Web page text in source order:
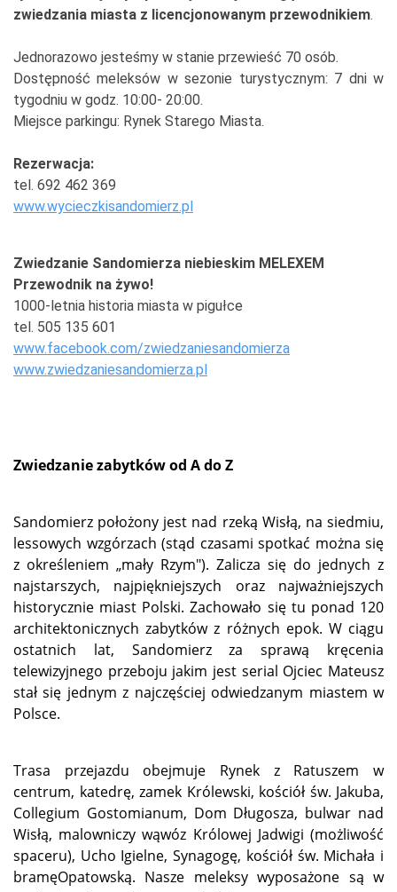
zwiedzania miasta z licencjonowanym przewodnikiem.
Jednorazowo jesteśmy w stanie przewieść 70 osób.
Dostępność meleksów w sezonie turystycznym: 7 dni w
tygodniu w godz. 10:00- 20:00.
Miejsce parkingu: Rynek Starego Miasta.
Rezerwacja:
tel. 692 462 369
www.wycieczkisandomierz.pl
Zwiedzanie Sandomierza niebieskim MELEXEM
Przewodnik na żywo!
1000-letnia historia miasta w pigułce
tel. 505 135 601
www.facebook.com/zwiedzaniesandomierza
www.zwiedzaniesandomierza.pl
Zwiedzanie zabytków od A do Z
Sandomierz położony jest nad rzeką Wisłą, na siedmiu,
lessowych wzgórzach (stąd czasami spotkać można się
z określeniem „mały Rzym"). Zalicza się do jednych z
najstarszych, najpiękniejszych oraz najważniejszych
historycznie miast Polski. Zachowało się tu ponad 120
architektonicznych zabytków z różnych epok. W ciągu
ostatnich lat, Sandomierz za sprawą kręcenia
telewizyjnego przeboju jakim jest serial Ojciec Mateusz
stał się jednym z najczęściej odwiedzanym miastem w
Polsce.
Trasa przejazdu obejmuje Rynek z Ratuszem w
centrum, katedrę, zamek Królewski, kościół św. Jakuba,
Collegium Gostomianum, Dom Długosza, bulwar nad
Wisłą, malowniczy wąwóz Królowej Jadwigi (możliwość
spaceru), Ucho Igielne, Synagogę, kościół św. Michała i
bramęOpatowską. Nasze meleksy wyposażone są w